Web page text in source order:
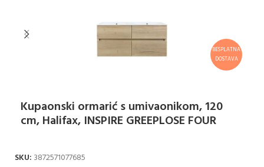
BESPLATNA
DOSTAVA
Kupaonski ormarić s umivaonikom, 120
cm, Halifax, INSPIRE GREEPLOSE FOUR
SKU: 3872571077685